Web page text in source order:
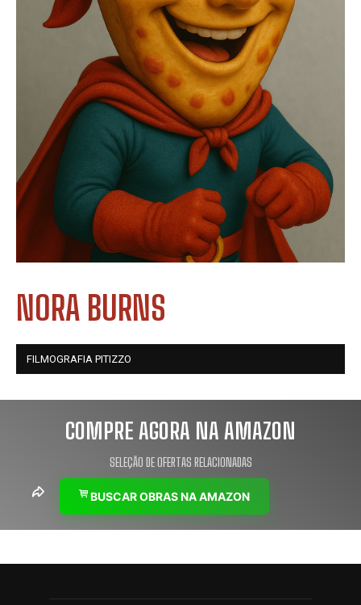
NORA BURNS
FILMOGRAFIA PITIZZO
COMPRE AGORA NA AMAZON
SELEÇÃO DE OFERTAS RELACIONADAS
BUSCAR OBRAS NA AMAZON